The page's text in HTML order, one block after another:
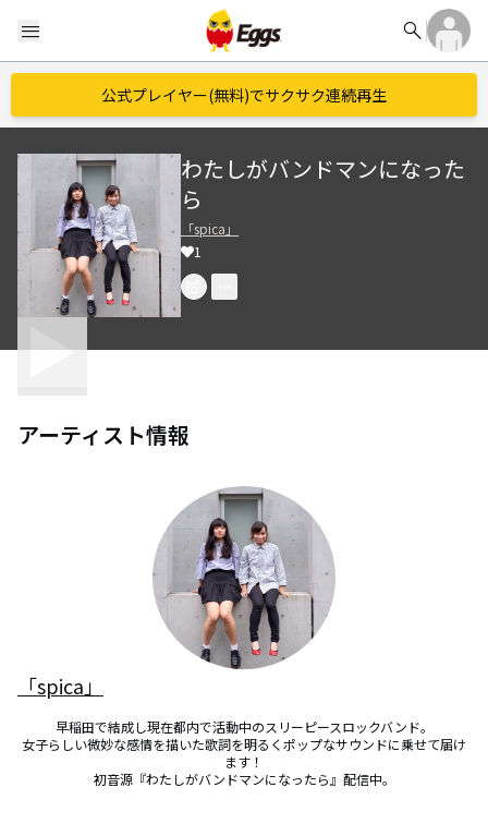
menu search
公式プレイヤー(無料)でサクサク連続再生
わたしがバンドマンになった
ら
「spica」
1
アーティスト情報
「spica」
早稲田で結成し現在都内で活動中のスリーピースロックバンド。
女子らしい微妙な感情を描いた歌詞を明るくポップなサウンドに乗せて届け
ます！
初音源『わたしがバンドマンになったら』配信中。